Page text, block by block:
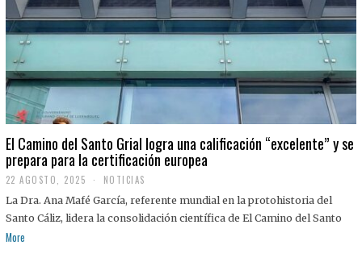
El Camino del Santo Grial logra una calificación “excelente” y se
prepara para la certificación europea
22 AGOSTO, 2025
2
A
G
NOTICIAS
La Dra. Ana Mafé García, referente mundial en la protohistoria del
Santo Cáliz, lidera la consolidación científica de El Camino del Santo
More